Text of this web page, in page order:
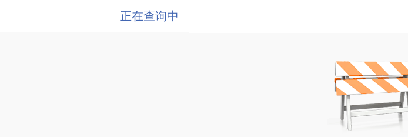
正在查询中